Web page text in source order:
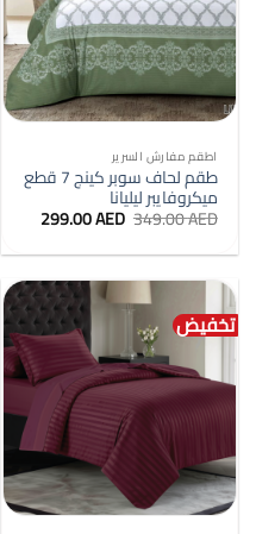
اطقم مفارش السرير
طقم لحاف سوبر كينج 7 قطع
ميكروفايبر ليليانا
349.00AED السعر
الأصلي
هو:
349.00 AED.
299.00AED
هو:
299.00 AED.
تخفيض